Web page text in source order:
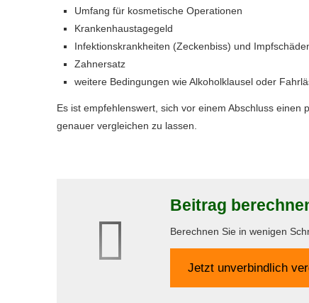
Umfang für kosmetische Operationen
Krankenhaustagegeld
Infektionskrankheiten (Zeckenbiss) und
Zahnersatz
weitere Bedingungen wie Alkoholklausel oder
Es ist empfehlenswert, sich vor einem Abschluss
genauer ver­gleichen zu lassen.
Beitrag
Berechnen Sie in wenigen
Jetzt unverbindlich